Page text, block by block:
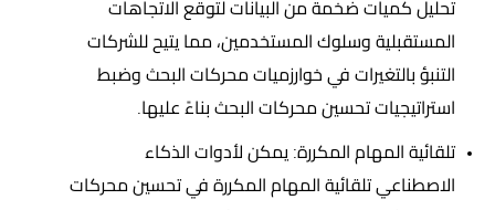
تحليل كميات ضخمة من البيانات لتوقع الاتجاهات
المستقبلية وسلوك المستخدمين، مما يتيح للشركات
التنبؤ بالتغيرات في خوارزميات محركات البحث وضبط
استراتيجيات تحسين محركات البحث بناءً عليها.
تلقائية المهام المكررة: يمكن لأدوات الذكاء
الاصطناعي تلقائية المهام المكررة في تحسين محركات